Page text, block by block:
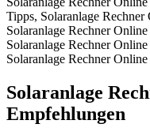
Tipps, Solaranlage
Solaranlage Rechner
Solaranlage Rechner
Solaranlage Rechner
Solaranlage
Empfehlungen